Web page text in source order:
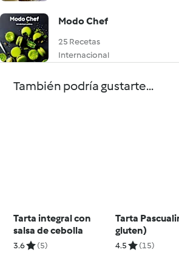
Modo Chef
25 Recetas
Internacional
También podría gustarte...
Tarta integral con
salsa de cebolla
3.6 (5)
Tarta
gluten)
4.5 (15)